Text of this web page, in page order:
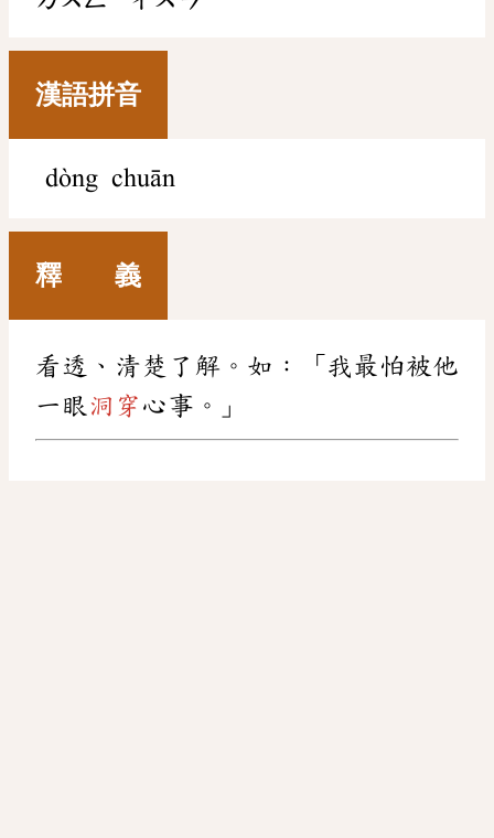
漢語拼音
dòng chuān
釋 義
看透、清楚了解。如：「我最怕被他
一眼 洞穿 心事。」